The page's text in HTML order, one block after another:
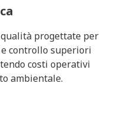
progettate per
controllo superiori
costi operativi
ambientale.